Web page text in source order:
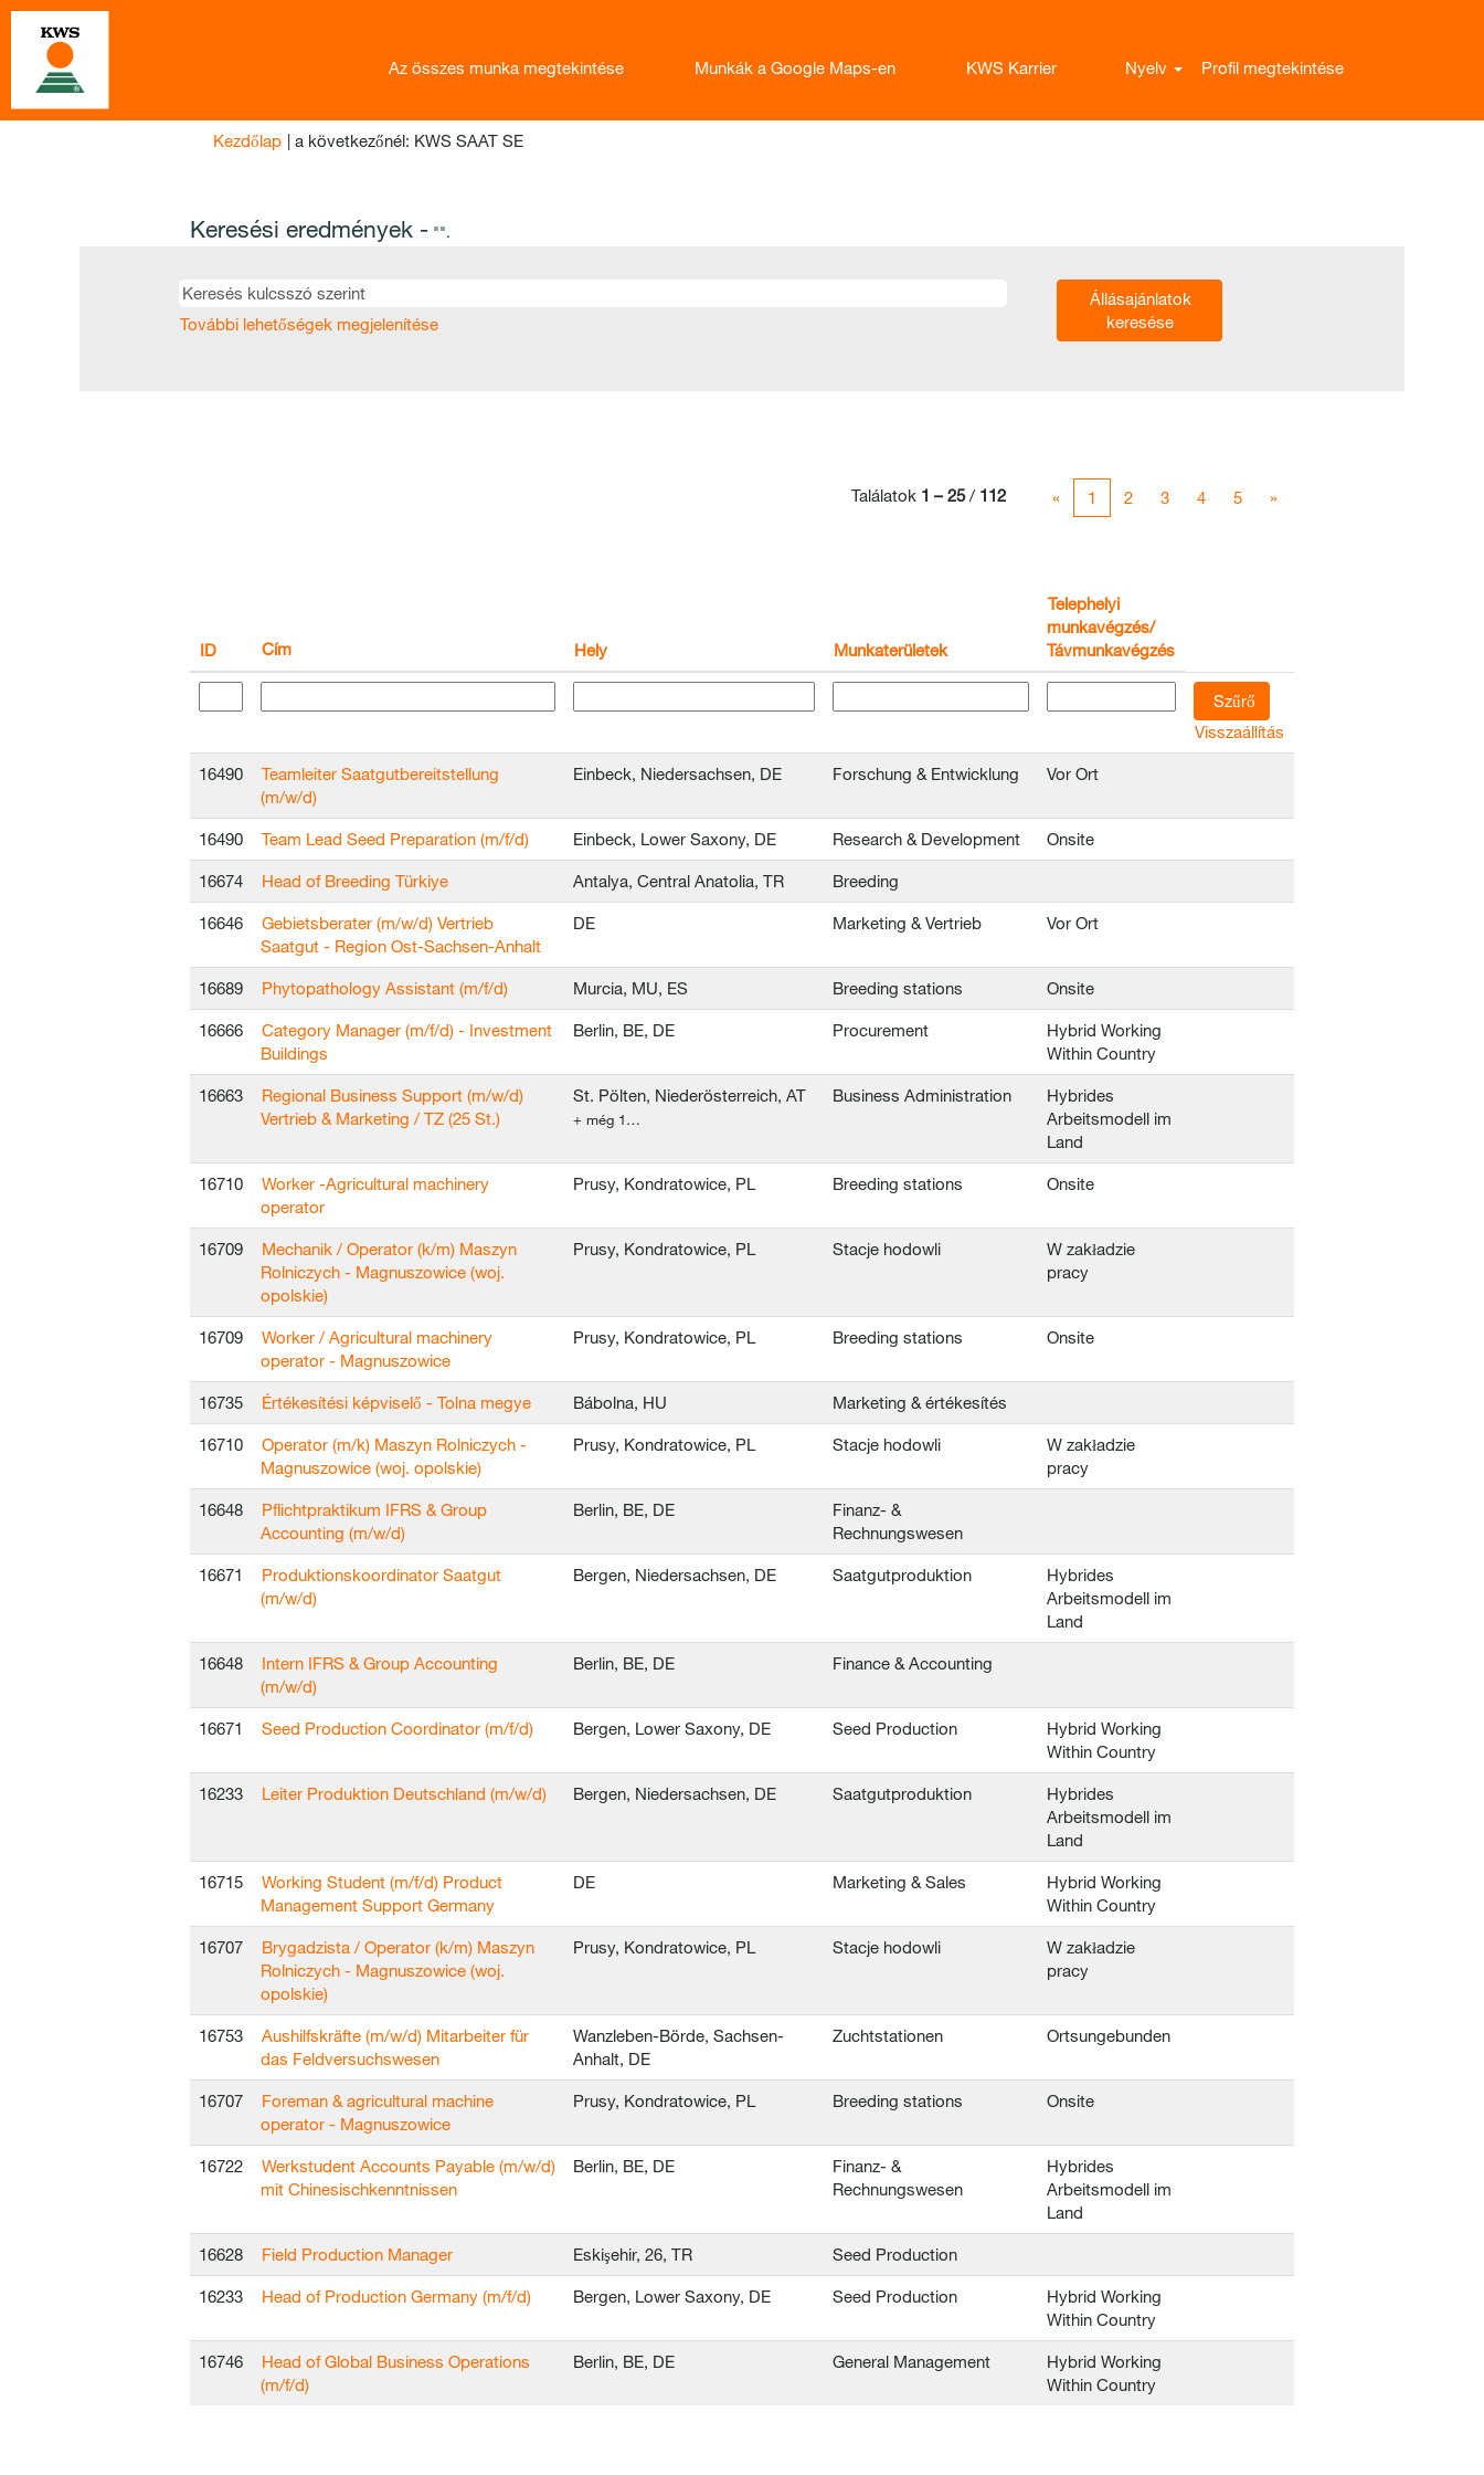
Az összes munka megtekintése Munkák a Google Maps-en KWS Karrier Nyelv Profil megtekintése
Kezdőlap | a következőnél: KWS SAAT SE(aktuális
Keresési eredmények - "".
További lehetőségek megjelenítése
Találatok 1 – 25/ 112 « 1 2 3 4 5 »
ID Cím Hely Munkaterületek
Telephelyi
munkavégzés/
Távmunkavégzés
Visszaállítás
16490
Teamleiter Saatgutbereitstellung
(m/w/d)
Einbeck, Niedersachsen, DE Forschung & Entwicklung Vor Ort
16490 Team Lead Seed Preparation (m/f/d) Einbeck, Lower Saxony, DE Research & Development Onsite
16674 Head of Breeding Türkiye Antalya, Central Anatolia, TR Breeding
16646
Gebietsberater (m/w/d) Vertrieb
Saatgut - Region Ost-Sachsen-Anhalt
DE Marketing & Vertrieb Vor Ort
16689 Phytopathology Assistant (m/f/d) Murcia, MU, ES Breeding stations Onsite
16666
Category Manager (m/f/d) - Investment
Buildings
Berlin, BE, DE Procurement
Hybrid Working
Within Country
16663
Regional Business Support (m/w/d)
Vertrieb & Marketing / TZ (25 St.)
St. Pölten, Niederösterreich, AT
+ még 1…
Business Administration
Hybrides
Arbeitsmodell im
Land
16710
Worker -Agricultural machinery
operator
Prusy, Kondratowice, PL Breeding stations Onsite
16709
Mechanik / Operator (k/m) Maszyn
Rolniczych - Magnuszowice (woj.
opolskie)
Prusy, Kondratowice, PL Stacje hodowli
W zakładzie
pracy
16709
Worker / Agricultural machinery
operator - Magnuszowice
Prusy, Kondratowice, PL Breeding stations Onsite
16735 Értékesítési képviselő - Tolna megye Bábolna, HU Marketing & értékesítés
16710
Operator (m/k) Maszyn Rolniczych -
Magnuszowice (woj. opolskie)
Prusy, Kondratowice, PL Stacje hodowli
W zakładzie
pracy
16648
Pflichtpraktikum IFRS & Group
Accounting (m/w/d)
Berlin, BE, DE
Finanz- &
Rechnungswesen
16671
Produktionskoordinator Saatgut
(m/w/d)
Bergen, Niedersachsen, DE Saatgutproduktion
Hybrides
Arbeitsmodell im
Land
16648
Intern IFRS & Group Accounting
(m/w/d)
Berlin, BE, DE Finance & Accounting
16671 Seed Production Coordinator (m/f/d) Bergen, Lower Saxony, DE Seed Production
Hybrid Working
Within Country
16233 Leiter Produktion Deutschland (m/w/d) Bergen, Niedersachsen, DE Saatgutproduktion
Hybrides
Arbeitsmodell im
Land
16715
Working Student (m/f/d) Product
Management Support Germany
DE Marketing & Sales
Hybrid Working
Within Country
16707
Brygadzista / Operator (k/m) Maszyn
Rolniczych - Magnuszowice (woj.
opolskie)
Prusy, Kondratowice, PL Stacje hodowli
W zakładzie
pracy
16753
Aushilfskräfte (m/w/d) Mitarbeiter für
das Feldversuchswesen
Wanzleben-Börde, Sachsen-
Anhalt, DE
Zuchtstationen Ortsungebunden
16707
Foreman & agricultural machine
operator - Magnuszowice
Prusy, Kondratowice, PL Breeding stations Onsite
16722
Werkstudent Accounts Payable (m/w/d)
mit Chinesischkenntnissen
Berlin, BE, DE
Finanz- &
Rechnungswesen
Hybrides
Arbeitsmodell im
Land
16628 Field Production Manager Eskişehir, 26, TR Seed Production
16233 Head of Production Germany (m/f/d) Bergen, Lower Saxony, DE Seed Production
Hybrid Working
Within Country
16746
Head of Global Business Operations
(m/f/d)
Berlin, BE, DE General Management
Hybrid Working
Within Country